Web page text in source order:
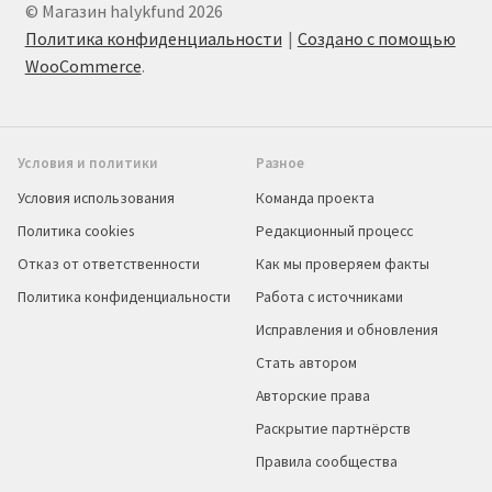
© Магазин halykfund 2026
Политика конфиденциальности
Создано с помощью
WooCommerce.
Условия и политики
Условия использования
Политика cookies
Отказ от ответственности
Политика конфиденциальности
Разное
Команда проекта
Редакционный процесс
Как мы проверяем факты
Работа с источниками
Исправления и обновления
Стать автором
Авторские права
Раскрытие партнёрств
Правила сообщества